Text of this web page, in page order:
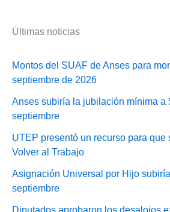
Últimas noticias
Montos del SUAF de Anses para
septiembre de 2026
Anses subiría la jubilación mínima a
septiembre
UTEP presentó un recurso para que
Volver al Trabajo
Asignación Universal por Hijo
septiembre